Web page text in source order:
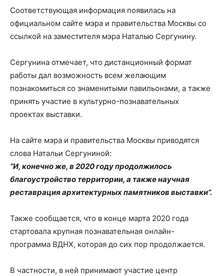
Соответствующая информация появилась на
официальном сайте мэра и правительства Москвы со
ссылкой на заместителя мэра Наталью Сергунину.
Сергунина отмечает, что дистанционный формат
работы дал возможность всем желающим
познакомиться со знаменитыми павильонами, а также
принять участие в культурно-познавательных
проектах выставки.
На сайте мэра и правительства Москвы приводятся
слова Натальи Сергуниной:
“И, конечно же, в 2020 году продолжилось
благоустройство территории, а также научная
реставрация архитектурных памятников выставки”.
Также сообщается, что в конце марта 2020 года
стартовала крупная познавательная онлайн-
программа ВДНХ, которая до сих пор продолжается.
В частности, в ней принимают участие центр